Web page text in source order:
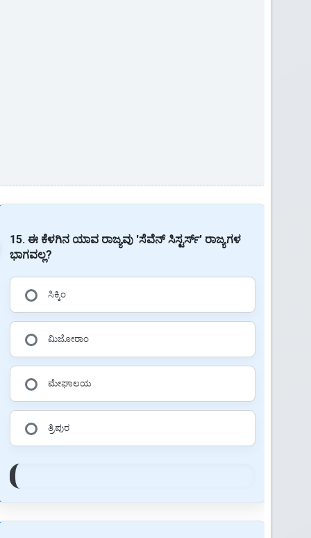
15. ಈ ಕೆಳಗಿನ ಯಾವ ರಾಜ್ಯವು 'ಸೆವೆನ್ ಸಿಸ್ಟರ್ಸ್' ರಾಜ್ಯಗಳ
ಭಾಗವಲ್ಲ?
ಸಿಕ್ಕಿಂ
ಮಿಜೋರಾಂ
ಮೇಘಾಲಯ
ತ್ರಿಪುರ